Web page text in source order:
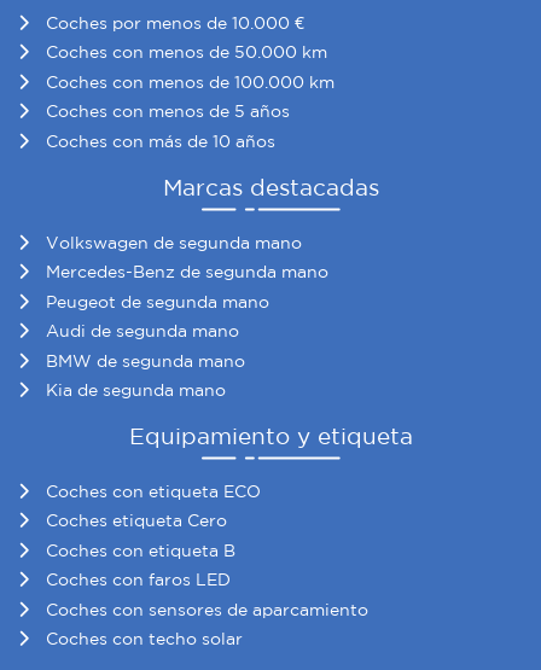
Coches por menos de 10.000 €
Coches con menos de 50.000 km
Coches con menos de 100.000 km
Coches con menos de 5 años
Coches con más de 10 años
Marcas destacadas
Volkswagen de segunda mano
Mercedes-Benz de segunda mano
Peugeot de segunda mano
Audi de segunda mano
BMW de segunda mano
Kia de segunda mano
Equipamiento y etiqueta
Coches con etiqueta ECO
Coches etiqueta Cero
Coches con etiqueta B
Coches con faros LED
Coches con sensores de aparcamiento
Coches con techo solar